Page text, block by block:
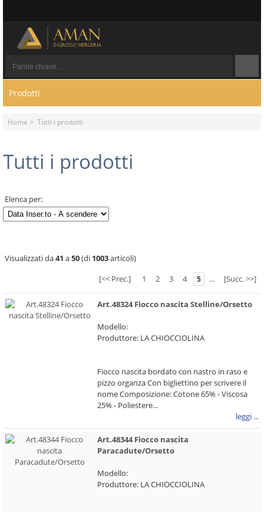
Prodotti
Home > Tutti i prodotti
Tutti i prodotti
Elenca per:
Visualizzati da41 a50(di 1003articoli)
[<< Prec.]
1 2 3 4 5 ... [Succ. >>]
Art.48324 Fiocco nascita Stelline/Orsetto
Modello:
Produttore: LA CHIOCCIOLINA
Fiocco nascita bordato con nastro in raso e
pizzo organza Con bigliettino per scrivere il
nome Composizione: Cotone 65% - Viscosa
25% - Poliestere...
leggi ...
Art.48344 Fiocco nascita
Paracadute/Orsetto
Modello:
Produttore: LA CHIOCCIOLINA